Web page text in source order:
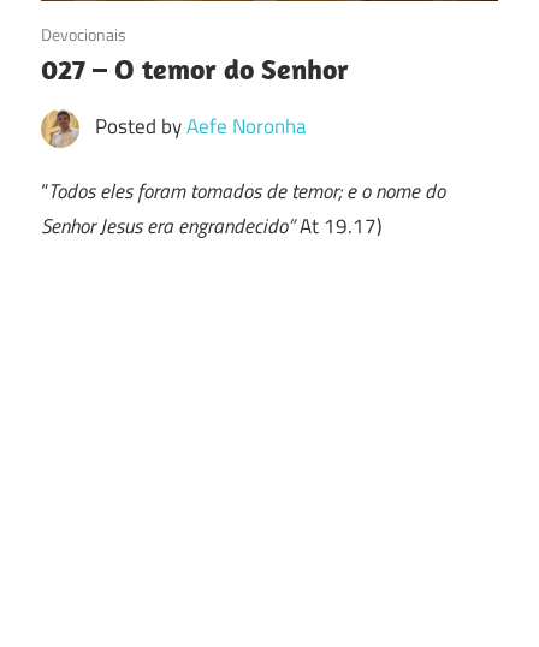
18/08/2016
Devocionais
027 – O temor do Senhor
Posted byAefe Noronha
“Todos eles foram tomados de temor; e o nome do
Senhor Jesus era engrandecido”At 19.17)